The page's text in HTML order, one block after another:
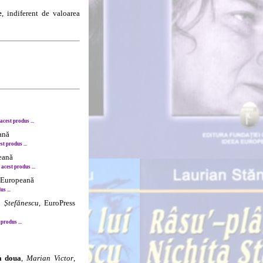
, indiferent de valoarea
produs ...
produs ...
produs ...
...
, EuroPress
...
doua,Marian Victor,